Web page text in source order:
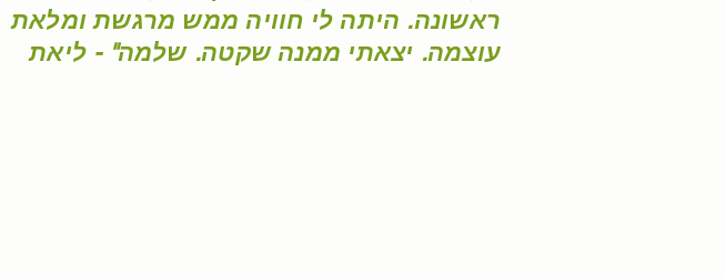
ראשונה. היתה לי חוויה ממש מרגשת ומלאת
עוצמה. יצאתי ממנה שקטה. שלמה" - ליאת